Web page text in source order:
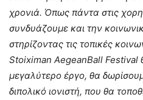
χρονιά. Όπως πάντα στις
συνδυάζουμε και την
στηρίζοντας τις τοπικές
Stoiximan AegeanBall Festival
μεγαλύτερο έργο, θα
διπολικό ιονιστή, που θα